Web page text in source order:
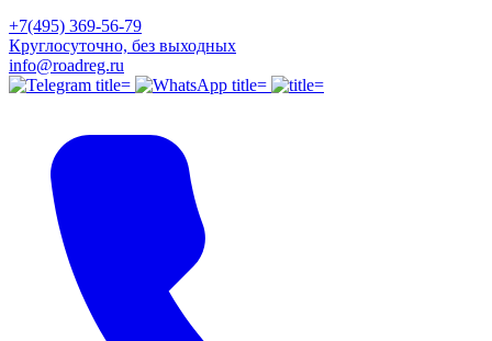
+7(495) 369-56-79
Круглосуточно, без выходных
info@roadreg.ru